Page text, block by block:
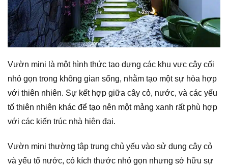
Vườn mini là một hình thức tạo dựng các khu vực cây cối
nhỏ gọn trong không gian sống, nhằm tạo một sự hòa hợp
với thiên nhiên. Sự kết hợp giữa cây cỏ, nước, và các yếu
tố thiên nhiên khác để tạo nên một mảng xanh rất phù hợp
với các kiến trúc nhà hiện đại.
Vườn mini thường tập trung chủ yếu vào sử dụng cây cỏ
và yếu tố nước, có kích thước nhỏ gọn nhưng sở hữu sự